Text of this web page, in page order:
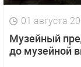
01 августа
Музейный
до музейной